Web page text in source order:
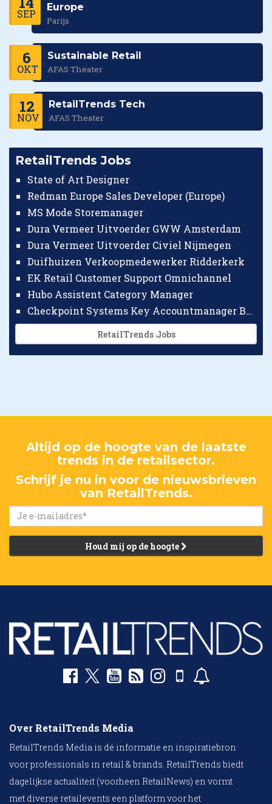
SEP
Europe
Parijs
6
OKT
Sustainable Retail
AFAS Theater
12
NOV
RetailTrends Tech
AFAS Theater
RetailTrends Jobs
State of Art Designer
Redman Europe Sales Developer (Europe)
MS Mode Storemanager
Dura Vermeer Uitvoerder GWW Amsterdam
Dura Vermeer Uitvoerder Civiel Nijmegen
Duifhuizen Verkoopmedewerker Ridderkerk
EK Retail Customer Support Omnichannel
Hubo Assistent Category Manager
Checkpoint Systems Key Accountmanager Benelux
RetailTrends Jobs
Altijd op de hoogte van de laatste
trends in de retailsector.
Schrijf je nu in voor de nieuwsbrieven
van RetailTrends.
Houd mij op de hoogte
Over RetailTrends Media
RetailTrends Media is dé informatie en inspiratiebron
voor professionals in retail & brands. RetailTrends biedt
dagelijkse actualiteit (voorheen RetailNews) en vormt
met diverse retailevents een platform voor het